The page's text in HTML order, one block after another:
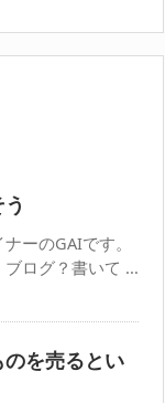
ーのGAIです。
ログ？書いて ...
を売るとい